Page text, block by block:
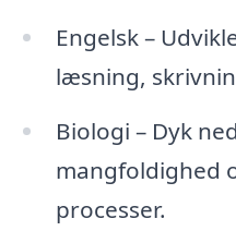
Engelsk –
læsning,
Biologi – Dyk
mangfoldighed
processer.